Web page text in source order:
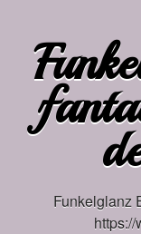
Funkelglanz